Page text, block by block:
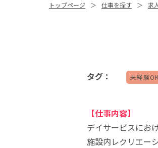
トップページ 仕事を探す 求
タグ： 未経験OK
【仕事内容】
デイサービスにお
施設内レクリエー